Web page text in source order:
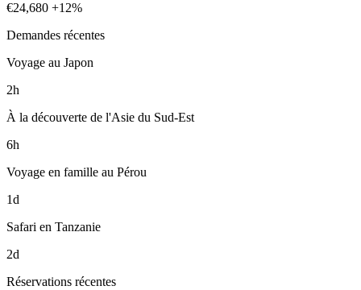
€24,680 +12%
Demandes récentes
Voyage au Japon
2h
À la découverte de l'Asie du Sud-Est
6h
Voyage en famille au Pérou
1d
Safari en Tanzanie
2d
Réservations récentes